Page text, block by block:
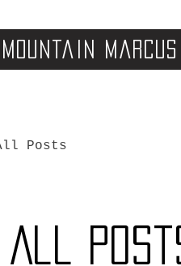
Mountain Marcus
Posts
All